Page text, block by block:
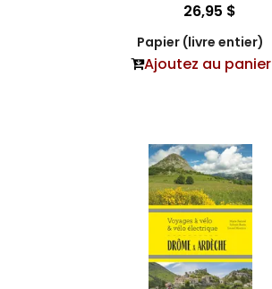
26,95 $
Papier (livre entier)
Ajoutez au panier